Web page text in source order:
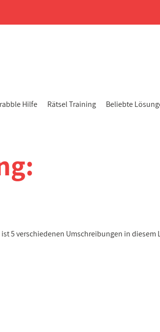
Hilfe Rätsel Training Beliebte
5 verschiedenen Umschreibungen in diesem